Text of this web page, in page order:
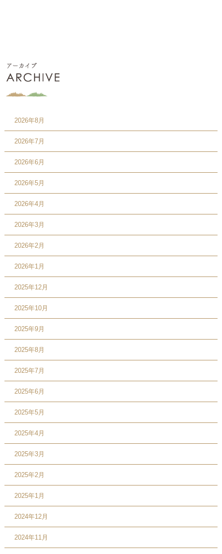
2026年8月
2026年7月
2026年6月
2026年5月
2026年4月
2026年3月
2026年2月
2026年1月
2025年12月
2025年10月
2025年9月
2025年8月
2025年7月
2025年6月
2025年5月
2025年4月
2025年3月
2025年2月
2025年1月
2024年12月
2024年11月